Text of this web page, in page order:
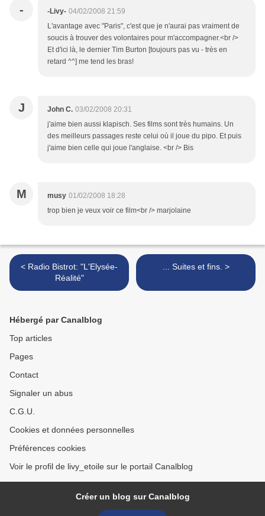
- -Livy- 04/02/2008 21:59
L'avantage avec "Paris", c'est que je n'aurai pas vraiment de
soucis à trouver des volontaires pour m'accompagner.<br />
Et d'ici là, le dernier Tim Burton [toujours pas vu - très en
retard ^^] me tend les bras!
J John C. 03/02/2008 20:31
j'aime bien aussi klapisch. Ses films sont très humains. Un
des meilleurs passages reste celui où il joue du pipo. Et puis
j'aime bien celle qui joue l'anglaise. <br /> Bis
M musy 01/02/2008 18:28
trop bien je veux voir ce film<br /> marjolaine
< Radio Bistrot: "L'Elysée-
Réalité"
... Suites et fins. >
Hébergé par Canalblog
Top articles
Pages
Contact
Signaler un abus
C.G.U.
Cookies et données personnelles
Préférences cookies
Voir le profil de livy_etoile sur le portail Canalblog
Créer un blog sur Canalblog